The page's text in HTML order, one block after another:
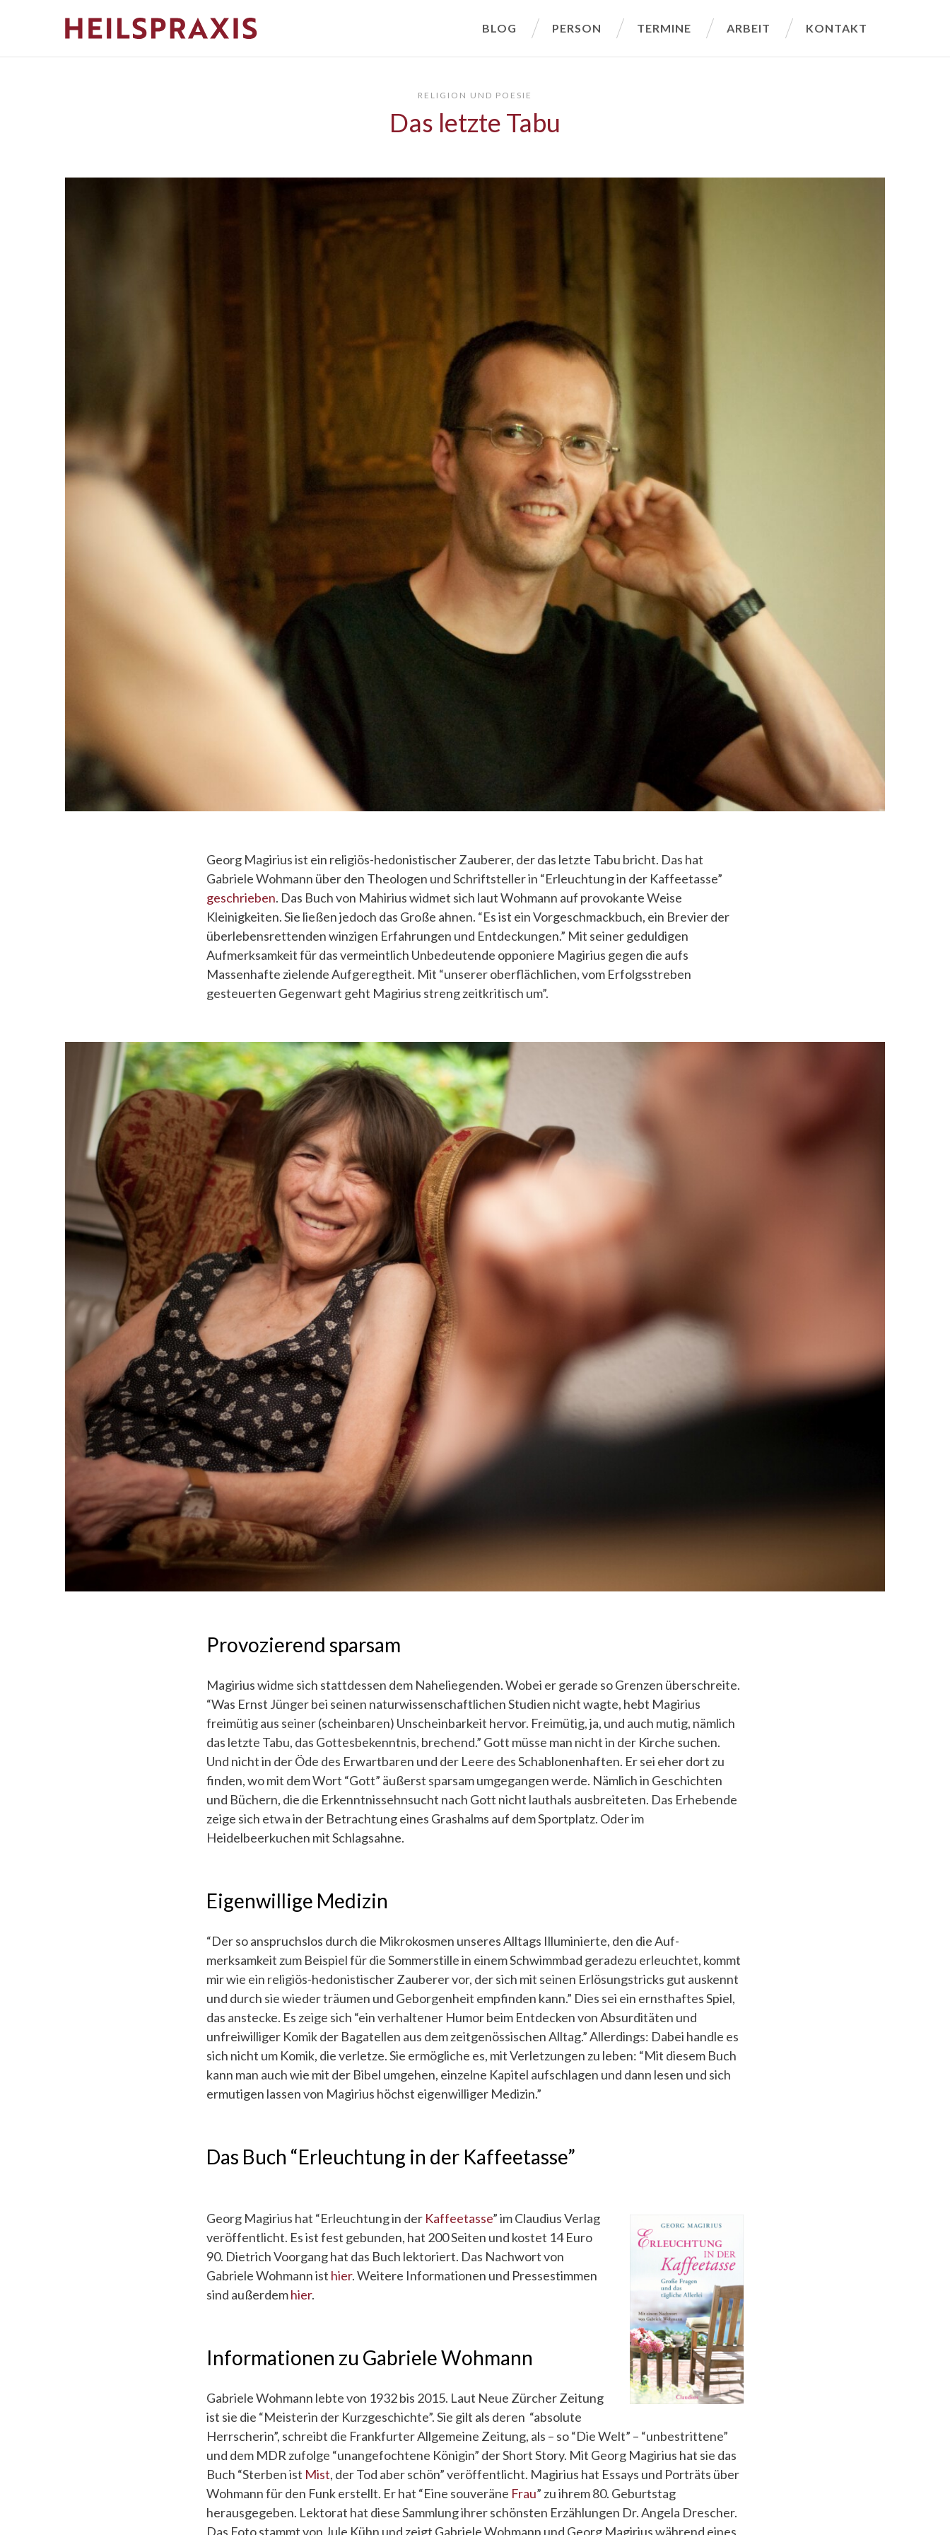
BLOG PERSON TERMINE ARBEIT KONTAKT
RELIGION UND POESIE
Das letzte Tabu
Georg Magirius ist ein religiös-hedonistischer Zauberer, der das letzte Tabu bricht. Das hat
Gabriele Wohmann über den Theologen und Schriftsteller in “Erleuchtung in der Kaffeetasse”
geschrieben. Das Buch von Mahirius widmet sich laut Wohmann auf provokante Weise
Kleinigkeiten. Sie ließen jedoch das Große ahnen. “Es ist ein Vorgeschmackbuch, ein Brevier der
überlebensrettenden winzigen Erfahrungen und Entdeckungen.” Mit seiner geduldigen
Aufmerksamkeit für das vermeintlich Unbedeutende opponiere Magirius gegen die aufs
Massenhafte zielende Aufgeregtheit. Mit “unserer oberflächlichen, vom Erfolgsstreben
gesteuerten Gegenwart geht Magirius streng zeitkritisch um”.
Provozierend sparsam
Magirius widme sich stattdessen dem Naheliegenden. Wobei er gerade so Grenzen überschreite.
“Was Ernst Jünger bei seinen naturwissenschaftlichen Studien nicht wagte, hebt Magirius
freimütig aus seiner (scheinbaren) Unscheinbarkeit hervor. Freimütig, ja, und auch mutig, nämlich
das letzte Tabu, das Gottesbekenntnis, brechend.” Gott müsse man nicht in der Kirche suchen.
Und nicht in der Öde des Erwartbaren und der Leere des Schablonenhaften. Er sei eher dort zu
finden, wo mit dem Wort “Gott” äußerst sparsam umgegangen werde. Nämlich in Geschichten
und Büchern, die die Erkenntnissehnsucht nach Gott nicht lauthals ausbreiteten. Das Erhebende
zeige sich etwa in der Betrachtung eines Grashalms auf dem Sportplatz. Oder im
Heidelbeerkuchen mit Schlagsahne.
Eigenwillige Medizin
“Der so anspruchslos durch die Mikrokosmen unseres Alltags Illuminierte, den die Auf­­
merksamkeit zum Beispiel für die Sommerstille in einem Schwimmbad geradezu er­leuchtet, kommt
mir wie ein religiös-hedonistischer Zauberer vor, der sich mit sei­nen Erlösungstricks gut auskennt
und durch sie wieder träumen und Geborgenheit em­pfinden kann.” Dies sei ein ernsthaftes Spiel,
das anstecke. Es zeige sich “ein verhaltener Humor beim Entdecken von Ab­surditäten und
unfreiwilliger Komik der Bagatellen aus dem zeitgenössischen Alltag.” Allerdings: Dabei handle es
sich nicht um Komik, die verletze. Sie ermögliche es, mit Verletzungen zu leben: “Mit diesem Buch
kann man auch wie mit der Bibel umgehen, einzelne Kapitel auf­schlagen und dann lesen und sich
ermutigen lassen von Magirius höchst eigen­williger Medizin.”
Das Buch “Erleuchtung in der Kaffeetasse”
Georg Magirius hat “Erleuchtung in der Kaffeetasse” im Claudius Verlag
veröffentlicht. Es ist fest gebunden, hat 200 Seiten und kostet 14 Euro
90. Dietrich Voorgang hat das Buch lektoriert. Das Nachwort von
Gabriele Wohmann ist hier. Weitere Informationen und Pressestimmen
sind außerdemhier.
Informationen zu Gabriele Wohmann
Gabriele Wohmann lebte von 1932 bis 2015. Laut Neue Zürcher Zeitung
ist sie die “Meisterin der Kurzge­schichte”. Sie gilt als deren “abso­lute
Herr­sche­rin”, schreibt die Frank­furter Allgemeine Zei­tung, als – so “Die Welt” – “unbestrit­tene”
und dem MDR zufolge “un­ange­fochte­ne Königin” der Short Story. Mit Georg Magirius hat sie das
Buch “Sterben ist Mist, der Tod aber schön” veröffentlicht. Magirius hat Essays und Porträts über
Wohmann für den Funk erstellt. Er hat “Eine souveräne Frau” zu ihrem 80. Geburtstag
herausgegeben. Lektorat hat diese Sammlung ihrer schönsten Erzählungen Dr. Angela Drescher.
Das Foto stammt von Jule Kühn und zeigt Gabriele Wohmann und Georg Magirius während eines